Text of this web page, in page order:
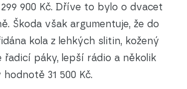
900 Kč. Dříve to bylo o dvacet
Škoda však argumentuje, že do
kola z lehkých slitin, kožený
řadicí páky, lepší rádio a několik
31 500 Kč.